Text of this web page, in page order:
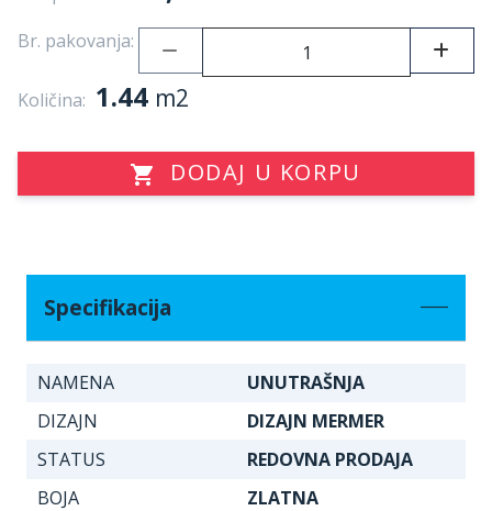
Br. pakovanja:
Količina: 1.44 m2
DODAJ U KORPU
Specifikacija
NAMENA
UNUTRAŠNJA
DIZAJN
DIZAJN MERMER
STATUS
REDOVNA PRODAJA
BOJA
ZLATNA